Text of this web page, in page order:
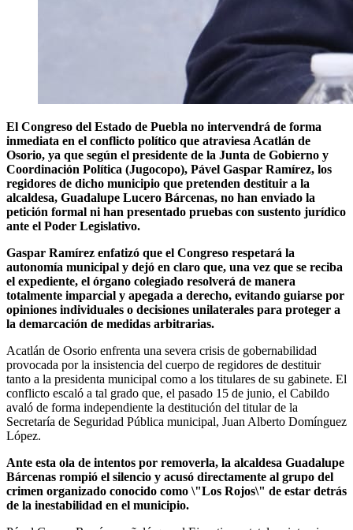
El Congreso del Estado de Puebla no intervendrá de forma
inmediata en el conflicto político que atraviesa Acatlán de
Osorio, ya que según el presidente de la Junta de Gobierno y
Coordinación Política (Jugocopo), Pável Gaspar Ramírez, los
regidores de dicho municipio que pretenden destituir a la
alcaldesa, Guadalupe Lucero Bárcenas, no han enviado la
petición formal ni han presentado pruebas con sustento jurídico
ante el Poder Legislativo.
Gaspar Ramírez enfatizó que el Congreso respetará la
autonomía municipal y dejó en claro que, una vez que se reciba
el expediente, el órgano colegiado resolverá de manera
totalmente imparcial y apegada a derecho, evitando guiarse por
opiniones individuales o decisiones unilaterales para proteger a
la demarcación de medidas arbitrarias.
Acatlán de Osorio enfrenta una severa crisis de gobernabilidad
provocada por la insistencia del cuerpo de regidores de destituir
tanto a la presidenta municipal como a los titulares de su gabinete. El
conflicto escaló a tal grado que, el pasado 15 de junio, el Cabildo
avaló de forma independiente la destitución del titular de la
Secretaría de Seguridad Pública municipal, Juan Alberto Domínguez
López.
Ante esta ola de intentos por removerla, la alcaldesa Guadalupe
Bárcenas rompió el silencio y acusó directamente al grupo del
crimen organizado conocido como \"Los Rojos\" de estar detrás
de la inestabilidad en el municipio.